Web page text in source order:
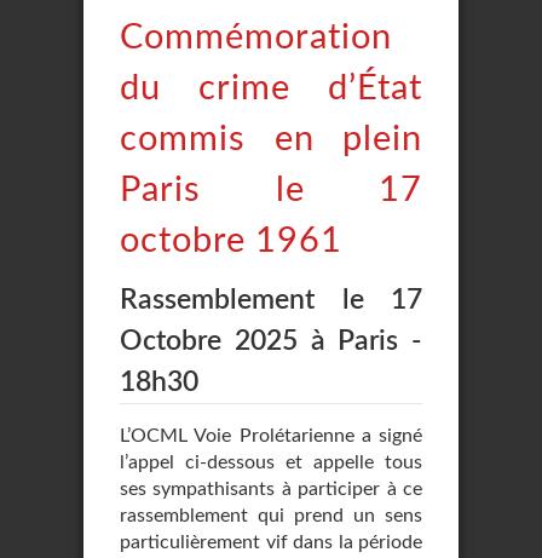
Commémoration
du crime d’État
commis en plein
Paris le 17
octobre 1961
Rassemblement le 17
Octobre 2025 à Paris -
18h30
L’OCML Voie Prolétarienne a signé
l’appel ci-dessous et appelle tous
ses sympathisants à participer à ce
rassemblement qui prend un sens
particulièrement vif dans la période